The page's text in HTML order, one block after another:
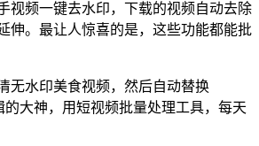
视频一键去水印，下载的视频自动去除
伸。最让人惊喜的是，这些功能都能批
无水印美食视频，然后自动替换
大神，用短视频批量处理工具，每天